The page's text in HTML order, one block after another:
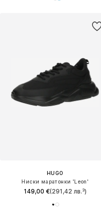
HUGO
Ниски маратонки 'Leon'
149,00 €(291,42 лв.³)